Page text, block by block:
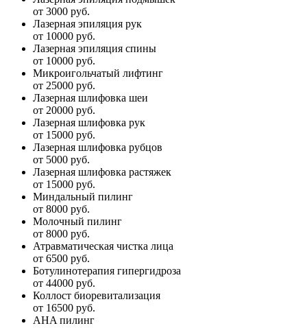
от 3000 руб.
Лазерная эпиляция рук
от 10000 руб.
Лазерная эпиляция спины
от 10000 руб.
Микроигольчатый лифтинг
от 25000 руб.
Лазерная шлифовка шеи
от 20000 руб.
Лазерная шлифовка рук
от 15000 руб.
Лазерная шлифовка рубцов
от 5000 руб.
Лазерная шлифовка растяжек
от 15000 руб.
Миндальный пилинг
от 8000 руб.
Молочный пилинг
от 8000 руб.
Атравматическая чистка лица
от 6500 руб.
Ботулинотерапия гипергидроза
от 44000 руб.
Коллост биоревитализация
от 16500 руб.
AHA пилинг